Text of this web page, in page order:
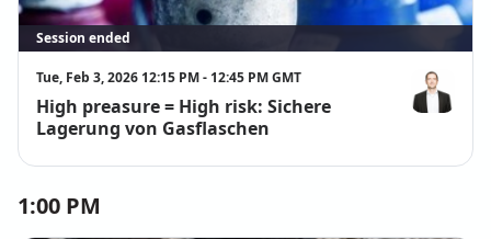
Session ended
Tue, Feb 3, 2026 12:15 PM - 12:45 PM GMT
High preasure = High risk: Sichere
Lagerung von Gasflaschen
René
1:00 PM